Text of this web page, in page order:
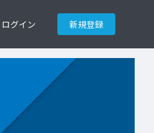
ログイン 新規登録